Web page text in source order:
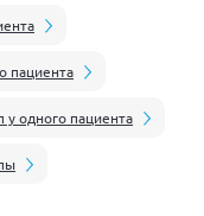
пациента
у одного пациента